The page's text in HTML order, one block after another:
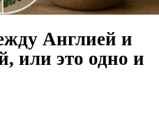
Англией и
или это одно и